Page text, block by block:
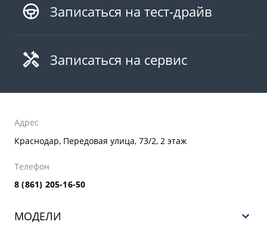
Записаться на тест-драйв
Записаться на сервис
Адрес
Краснодар, Передовая улица, 73/2, 2 этаж
Телефон
8 (861) 205-16-50
МОДЕЛИ